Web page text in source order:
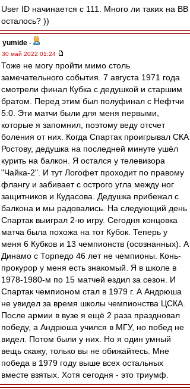
User ID начинается с 111. Много ли таких на ВВ
осталось? ))
yumide -
30 май 2022 01:24
Тоже не могу пройти мимо столь
замечательного события. 7 августа 1971 года
смотрели финал Кубка с дедушкой и старшим
братом. Перед этим был полуфинал с Нефтчи
5:0. Эти матчи были для меня первыми,
которые я запомнил, поэтому веду отсчет
боления от них. Когда Спартак проигрывал СКА
Ростову, дедушка на последней минуте ушёл
курить на балкон. Я остался у телевизора
"Чайка-2". И тут Логофет проходит по правому
флангу и забивает с острого угла между ног
защитников и Кудасова. Дедушка прибежал с
балкона и мы радовались. На следующий день
Спартак выиграл 2-ю игру. Сегодня концовка
матча была похожа на тот Кубок. Теперь у
меня 6 Кубков и 13 чемпионств (осознанных). А
Динамо с Торпедо 46 лет не чемпионы. Конь-
прокурор у меня есть знакомый. Я в школе в
1978-1980-м по 15 матчей ездил за сезон. И
Спартак чемпионом стал в 1979 г. А Андрюша
не увидел за время школы чемпионства ЦСКА.
После армии в вузе я ещё 2 раза праздновал
победу, а Андрюша учился в МГУ, но побед не
видел. Потом были у них. Но я один умный
вещь скажу, только вы не обижайтесь. Мне
победа в 1979 году выше всех остальных
вместе взятых. Хотя сегодня - это триумф.